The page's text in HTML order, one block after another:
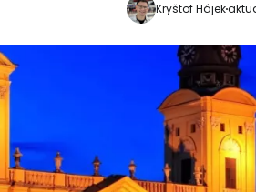
Kryštof Hájek